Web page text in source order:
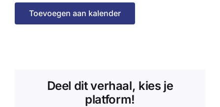
Toevoegen aan kalender
Deel dit verhaal, kies je
platform!